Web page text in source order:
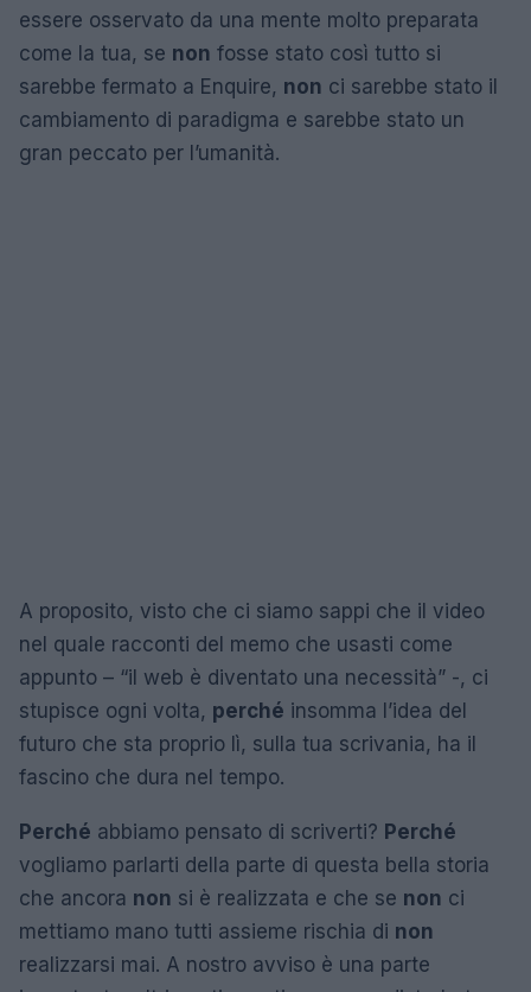
essere osservato da una mente molto preparata
come la tua, se non fosse stato così tutto si
sarebbe fermato a Enquire, non ci sarebbe stato il
cambiamento di paradigma e sarebbe stato un
gran peccato per l’umanità.
A proposito, visto che ci siamo sappi che il video
nel quale racconti del memo che usasti come
appunto – “il web è diventato una necessità” -, ci
stupisce ogni volta, perché insomma l’idea del
futuro che sta proprio lì, sulla tua scrivania, ha il
fascino che dura nel tempo.
Perché abbiamo pensato di scriverti? Perché
vogliamo parlarti della parte di questa bella storia
che ancora non si è realizzata e che se non ci
mettiamo mano tutti assieme rischia di non
realizzarsi mai. A nostro avviso è una parte